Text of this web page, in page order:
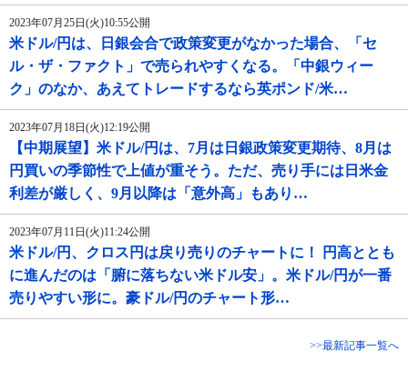
2023年07月25日(火)10:55公開
米ドル/円は、日銀会合で政策変更がなかった場合、「セ
ル・ザ・ファクト」で売られやすくなる。「中銀ウィー
ク」のなか、あえてトレードするなら英ポンド/米…
2023年07月18日(火)12:19公開
【中期展望】米ドル/円は、7月は日銀政策変更期待、8月は
円買いの季節性で上値が重そう。ただ、売り手には日米金
利差が厳しく、9月以降は「意外高」もあり…
2023年07月11日(火)11:24公開
米ドル/円、クロス円は戻り売りのチャートに！ 円高ととも
に進んだのは「腑に落ちない米ドル安」。米ドル/円が一番
売りやすい形に。豪ドル/円のチャート形…
>>最新記事一覧へ